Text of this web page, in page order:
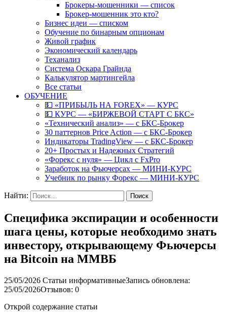
Брокеры-мошенники — список
Брокер-мошенник это кто?
Бизнес идеи — списком
Обучение по бинарным опционам
Живой график
Экономический календарь
Теханализ
Система Оскара Грайнда
Калькулятор мартингейла
Все статьи
ОБУЧЕНИЕ
💵 «ПРИБЫЛЬ НА FOREX» — КУРС
💵 КУРС — «БИРЖЕВОЙ СТАРТ С БКС»
«Технический анализ» — с БКС-Брокер
30 паттернов Price Action — с БКС-Брокер
Индикаторы TradingView — с БКС-Брокер
20+ Простых и Надежных Стратегий
«Форекс с нуля» — Цикл с FxPro
Заработок на Фьючерсах — МИНИ-КУРС
Учебник по рынку Форекс — МИНИ-КУРС
Найти:
Специфика экспирации и особенности
шага цены, которые необходимо знать
инвестору, открывающему Фьючерсы
на Bitcoin на ММВБ
25/05/2026 Статьи информативныеЗапись обновлена:
25/05/2026Отзывов: 0
Открой содержание статьи